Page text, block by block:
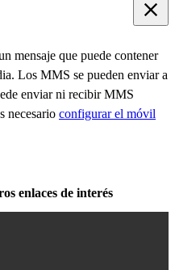
mensaje que puede contener
Los MMS se pueden enviar a
enviar ni recibir MMS
necesario configurar el móvil
enlaces de interés